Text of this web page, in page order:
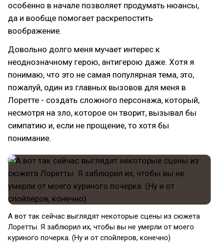
особенно в начале позволяет продумать нюансы,
да и вообще помогает раскрепостить
воображение.
Довольно долго меня мучает интерес к
неоднозначному герою, антигерою даже. Хотя я
понимаю, что это не самая популярная тема, это,
пожалуй, один из главных вызовов для меня в
Лоретте - создать сложного персонажа, который,
несмотря на зло, которое он творит, вызывал бы
симпатию и, если не прощение, то хотя бы
понимание.
А вот так сейчас выглядят некоторые сцены из сюжета
Лоретты. Я заблюрил их, чтобы вы не умерли от моего
куриного почерка. (Ну и от спойлеров, конечно)